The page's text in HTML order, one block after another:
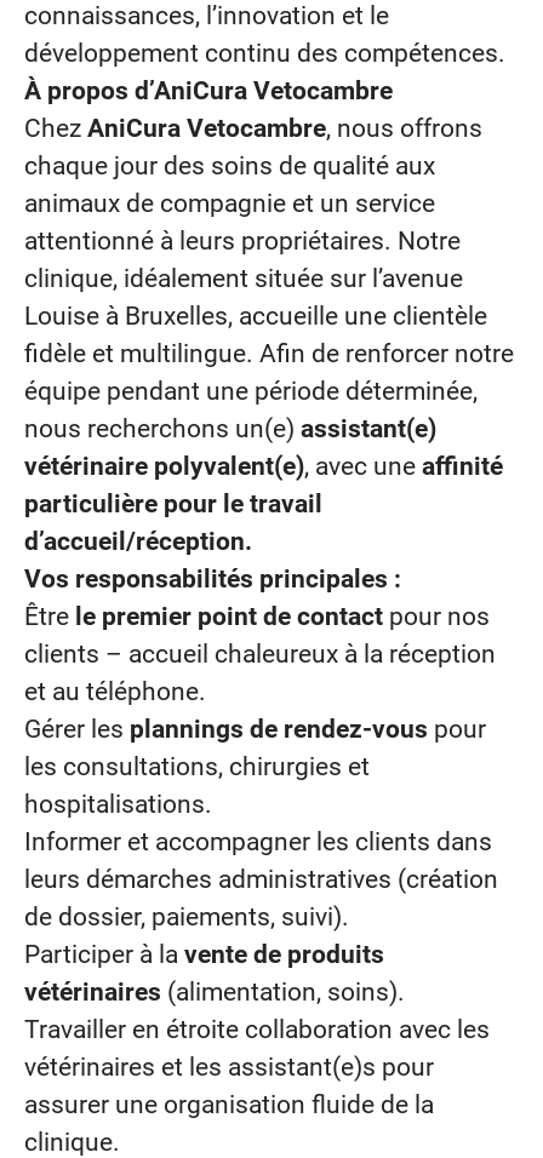
connaissances, l’innovation et le
développement continu des compétences.
À propos d’AniCura Vetocambre
Chez AniCura Vetocambre, nous offrons
chaque jour des soins de qualité aux
animaux de compagnie et un service
attentionné à leurs propriétaires. Notre
clinique, idéalement située sur l’avenue
Louise à Bruxelles, accueille une clientèle
fidèle et multilingue. Afin de renforcer notre
équipe pendant une période déterminée,
nous recherchons un(e) assistant(e)
vétérinaire polyvalent(e), avec une affinité
particulière pour le travail
d’accueil/réception.
Vos responsabilités principales :
Être le premier point de contact pour nos
clients – accueil chaleureux à la réception
et au téléphone.
Gérer les plannings de rendez-vous pour
les consultations, chirurgies et
hospitalisations.
Informer et accompagner les clients dans
leurs démarches administratives (création
de dossier, paiements, suivi).
Participer à la vente de produits
vétérinaires (alimentation, soins).
Travailler en étroite collaboration avec les
vétérinaires et les assistant(e)s pour
assurer une organisation fluide de la
clinique.